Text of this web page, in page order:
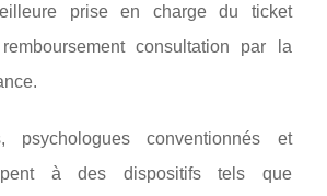
prise en charge du ticket
consultation par la
psychologues conventionnés et
à des dispositifs tels que